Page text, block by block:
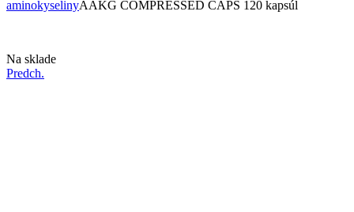
aminokyselinyAAKG COMPRESSED CAPS 120 kapsúl
Dostupnosť:
Na sklade
Predch.